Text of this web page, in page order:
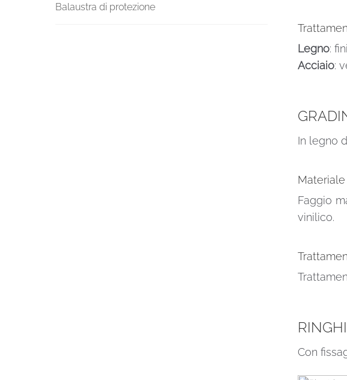
Balaustra di protezione
Legno:
Acciaio:
In legno
Materiale
Faggio
vinilico.
Con